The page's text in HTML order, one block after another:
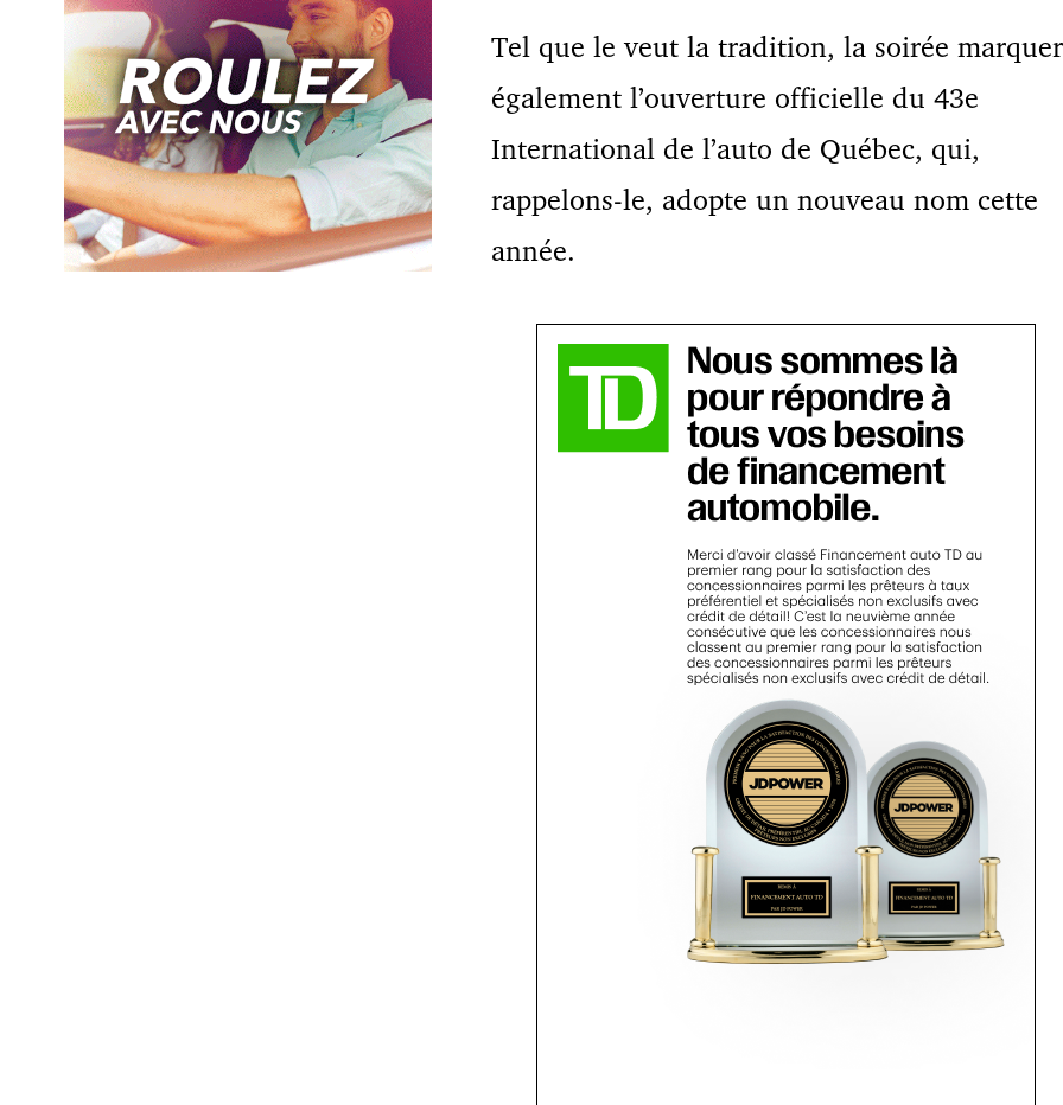
Tel que le veut la tradition, la soirée
également l’ouverture officielle du 43e
International de l’auto de Québec, qui,
rappelons-le, adopte un nouveau nom cette
année.